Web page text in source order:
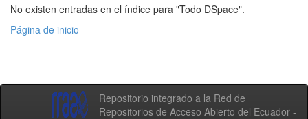
No existen entradas en el índice para "Todo DSpace".
Página de inicio
Repositorio integrado a la Red de
Repositorios de Acceso Abierto del Ecuador -